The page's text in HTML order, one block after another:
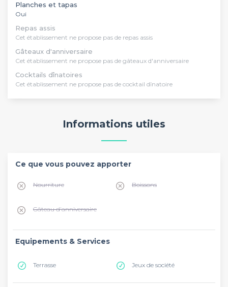
Planches et tapas
Oui
Repas assis
Cet établissement ne propose pas de repas assis
Gâteaux d'anniversaire
Cet établissement ne propose pas de gâteaux d'anniversaire
Cocktails dînatoires
Cet établissement ne propose pas de cocktail dînatoire
Informations utiles
Ce que vous pouvez apporter
Nourriture Boissons
Gâteau d'anniversaire
Equipements & Services
Terrasse Jeux de société